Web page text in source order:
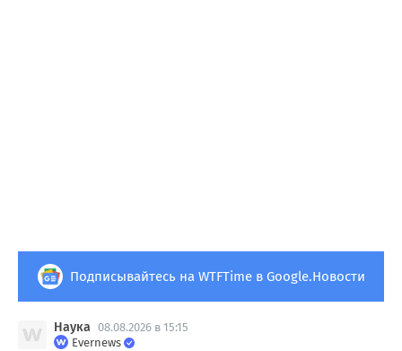
Подписывайтесь на WTFTime в Google.Новости
Наука 08.08.2026 в 15:15
Evernews